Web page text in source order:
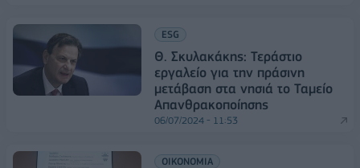
ESG
Θ. Σκυλακάκης: Τεράστιο
εργαλείο για την πράσινη
μετάβαση στα νησιά το Ταμείο
Απανθρακοποίησης
06/07/2024 - 11:53
ΟΙΚΟΝΟΜΙΑ